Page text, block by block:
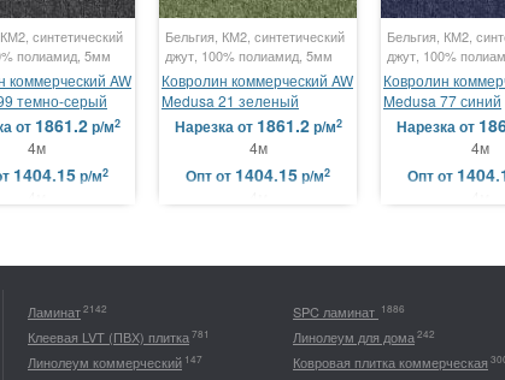
синтетический
полиамид, 5мм
коммерческий AW
темно-серый
от 1861.2р/м2
4м
1404.15р/м2
Бельгия, КМ2, синтетический
джут, 100% полиамид, 5мм
Ковролин коммерческий AW
Medusa 21 зеленый
Нарезкаот 1861.2р/м2
4м
Оптот 1404.15р/м2
Бельгия, КМ2,
джут, 100%
Ковролин
Medusa 77 синий
Нарезкаот
4м
Оптот
Ламинат2142 SPC ламинат 1886
Клеевая LVT (ПВХ) плитка781 Линолеум для дома242
Линолеум коммерческий 147 Ковровая плитка коммерческая